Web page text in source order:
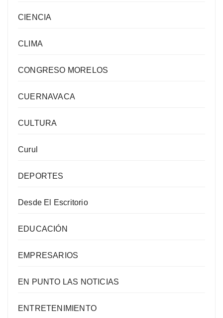
CIENCIA
CLIMA
CONGRESO MORELOS
CUERNAVACA
CULTURA
Curul
DEPORTES
Desde El Escritorio
EDUCACIÓN
EMPRESARIOS
EN PUNTO LAS NOTICIAS
ENTRETENIMIENTO